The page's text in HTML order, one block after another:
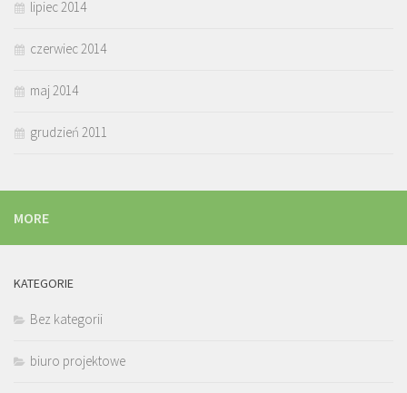
lipiec 2014
czerwiec 2014
maj 2014
grudzień 2011
MORE
KATEGORIE
Bez kategorii
biuro projektowe